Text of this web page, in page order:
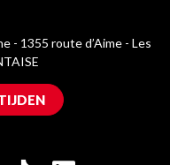
- 1355 route d’Aime - Les